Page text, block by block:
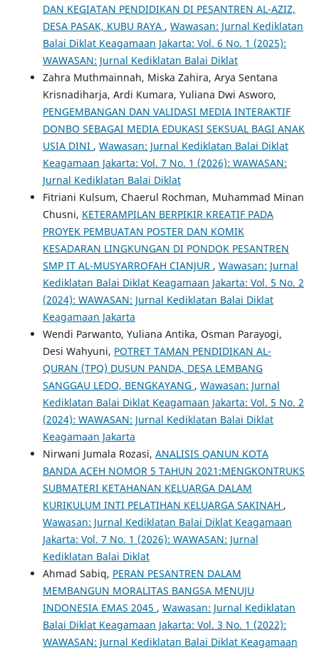
DAN KEGIATAN PENDIDIKAN DI PESANTREN AL-AZIZ,
DESA PASAK, KUBU RAYA , Wawasan: Jurnal Kediklatan
Balai Diklat Keagamaan Jakarta: Vol. 6 No. 1 (2025):
WAWASAN: Jurnal Kediklatan Balai Diklat
Zahra Muthmainnah, Miska Zahira, Arya Sentana
Krisnadiharja, Ardi Kumara, Yuliana Dwi Asworo,
PENGEMBANGAN DAN VALIDASI MEDIA INTERAKTIF
DONBO SEBAGAI MEDIA EDUKASI SEKSUAL BAGI ANAK
USIA DINI , Wawasan: Jurnal Kediklatan Balai Diklat
Keagamaan Jakarta: Vol. 7 No. 1 (2026): WAWASAN:
Jurnal Kediklatan Balai Diklat
Fitriani Kulsum, Chaerul Rochman, Muhammad Minan
Chusni, KETERAMPILAN BERPIKIR KREATIF PADA
PROYEK PEMBUATAN POSTER DAN KOMIK
KESADARAN LINGKUNGAN DI PONDOK PESANTREN
SMP IT AL-MUSYARROFAH CIANJUR , Wawasan: Jurnal
Kediklatan Balai Diklat Keagamaan Jakarta: Vol. 5 No. 2
(2024): WAWASAN: Jurnal Kediklatan Balai Diklat
Keagamaan Jakarta
Wendi Parwanto, Yuliana Antika, Osman Parayogi,
Desi Wahyuni, POTRET TAMAN PENDIDIKAN AL-
QURAN (TPQ) DUSUN PANDA, DESA LEMBANG
SANGGAU LEDO, BENGKAYANG , Wawasan: Jurnal
Kediklatan Balai Diklat Keagamaan Jakarta: Vol. 5 No. 2
(2024): WAWASAN: Jurnal Kediklatan Balai Diklat
Keagamaan Jakarta
Nirwani Jumala Rozasi, ANALISIS QANUN KOTA
BANDA ACEH NOMOR 5 TAHUN 2021:MENGKONTRUKS
SUBMATERI KETAHANAN KELUARGA DALAM
KURIKULUM INTI PELATIHAN KELUARGA SAKINAH ,
Wawasan: Jurnal Kediklatan Balai Diklat Keagamaan
Jakarta: Vol. 7 No. 1 (2026): WAWASAN: Jurnal
Kediklatan Balai Diklat
Ahmad Sabiq, PERAN PESANTREN DALAM
MEMBANGUN MORALITAS BANGSA MENUJU
INDONESIA EMAS 2045 , Wawasan: Jurnal Kediklatan
Balai Diklat Keagamaan Jakarta: Vol. 3 No. 1 (2022):
WAWASAN: Jurnal Kediklatan Balai Diklat Keagamaan